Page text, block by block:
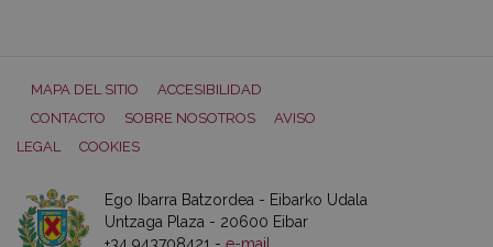
MAPA DEL SITIO
ACCESIBILIDAD
CONTACTO
SOBRE NOSOTROS
AVISO
LEGAL
COOKIES
Ego Ibarra Batzordea - Eibarko Udala
Untzaga Plaza - 20600 Eibar